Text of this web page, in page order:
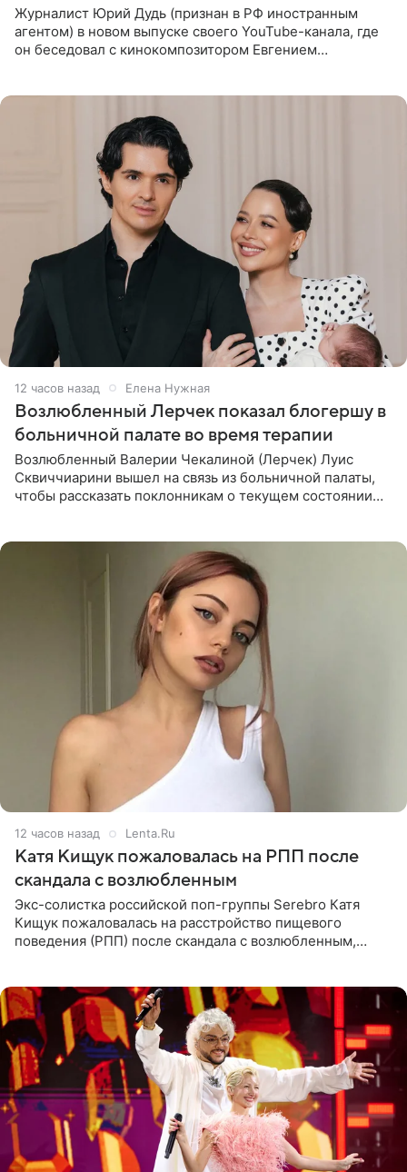
Журналист Юрий Дудь (признан в РФ иностранным
агентом) в новом выпуске своего YouTube-канала, где
он беседовал с кинокомпозитором Евгением
12 часов назад Елена Нужная
Возлюбленный Лерчек показал блогершу в
больничной палате во время терапии
Возлюбленный Валерии Чекалиной (Лерчек) Луис
Сквиччиарини вышел на связь из больничной палаты,
чтобы рассказать поклонникам о текущем состоянии
12 часов назад Lenta.Ru
Катя Кищук пожаловалась на РПП после
скандала с возлюбленным
Экс-солистка российской поп-группы Serebro Катя
Кищук пожаловалась на расстройство пищевого
поведения (РПП) после скандала с возлюбленным,